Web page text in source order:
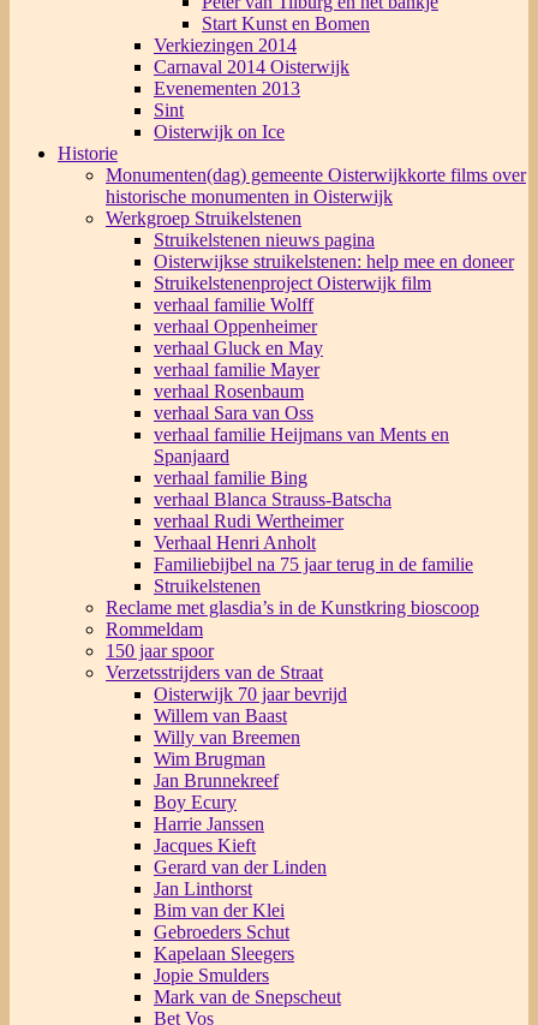
Start Kunst en Bomen
Verkiezingen 2014
Carnaval 2014 Oisterwijk
Evenementen 2013
Sint
Oisterwijk on Ice
Historie
Monumenten(dag) gemeente Oisterwijkkorte films over
historische monumenten in Oisterwijk
Werkgroep Struikelstenen
Struikelstenen nieuws pagina
Oisterwijkse struikelstenen: help mee en doneer
Struikelstenenproject Oisterwijk film
verhaal familie Wolff
verhaal Oppenheimer
verhaal Gluck en May
verhaal familie Mayer
verhaal Rosenbaum
verhaal Sara van Oss
verhaal familie Heijmans van Ments en
Spanjaard
verhaal familie Bing
verhaal Blanca Strauss-Batscha
verhaal Rudi Wertheimer
Verhaal Henri Anholt
Familiebijbel na 75 jaar terug in de familie
Struikelstenen
Reclame met glasdia’s in de Kunstkring bioscoop
Rommeldam
150 jaar spoor
Verzetsstrijders van de Straat
Oisterwijk 70 jaar bevrijd
Willem van Baast
Willy van Breemen
Wim Brugman
Jan Brunnekreef
Boy Ecury
Harrie Janssen
Jacques Kieft
Gerard van der Linden
Jan Linthorst
Bim van der Klei
Gebroeders Schut
Kapelaan Sleegers
Jopie Smulders
Mark van de Snepscheut
Bet Vos